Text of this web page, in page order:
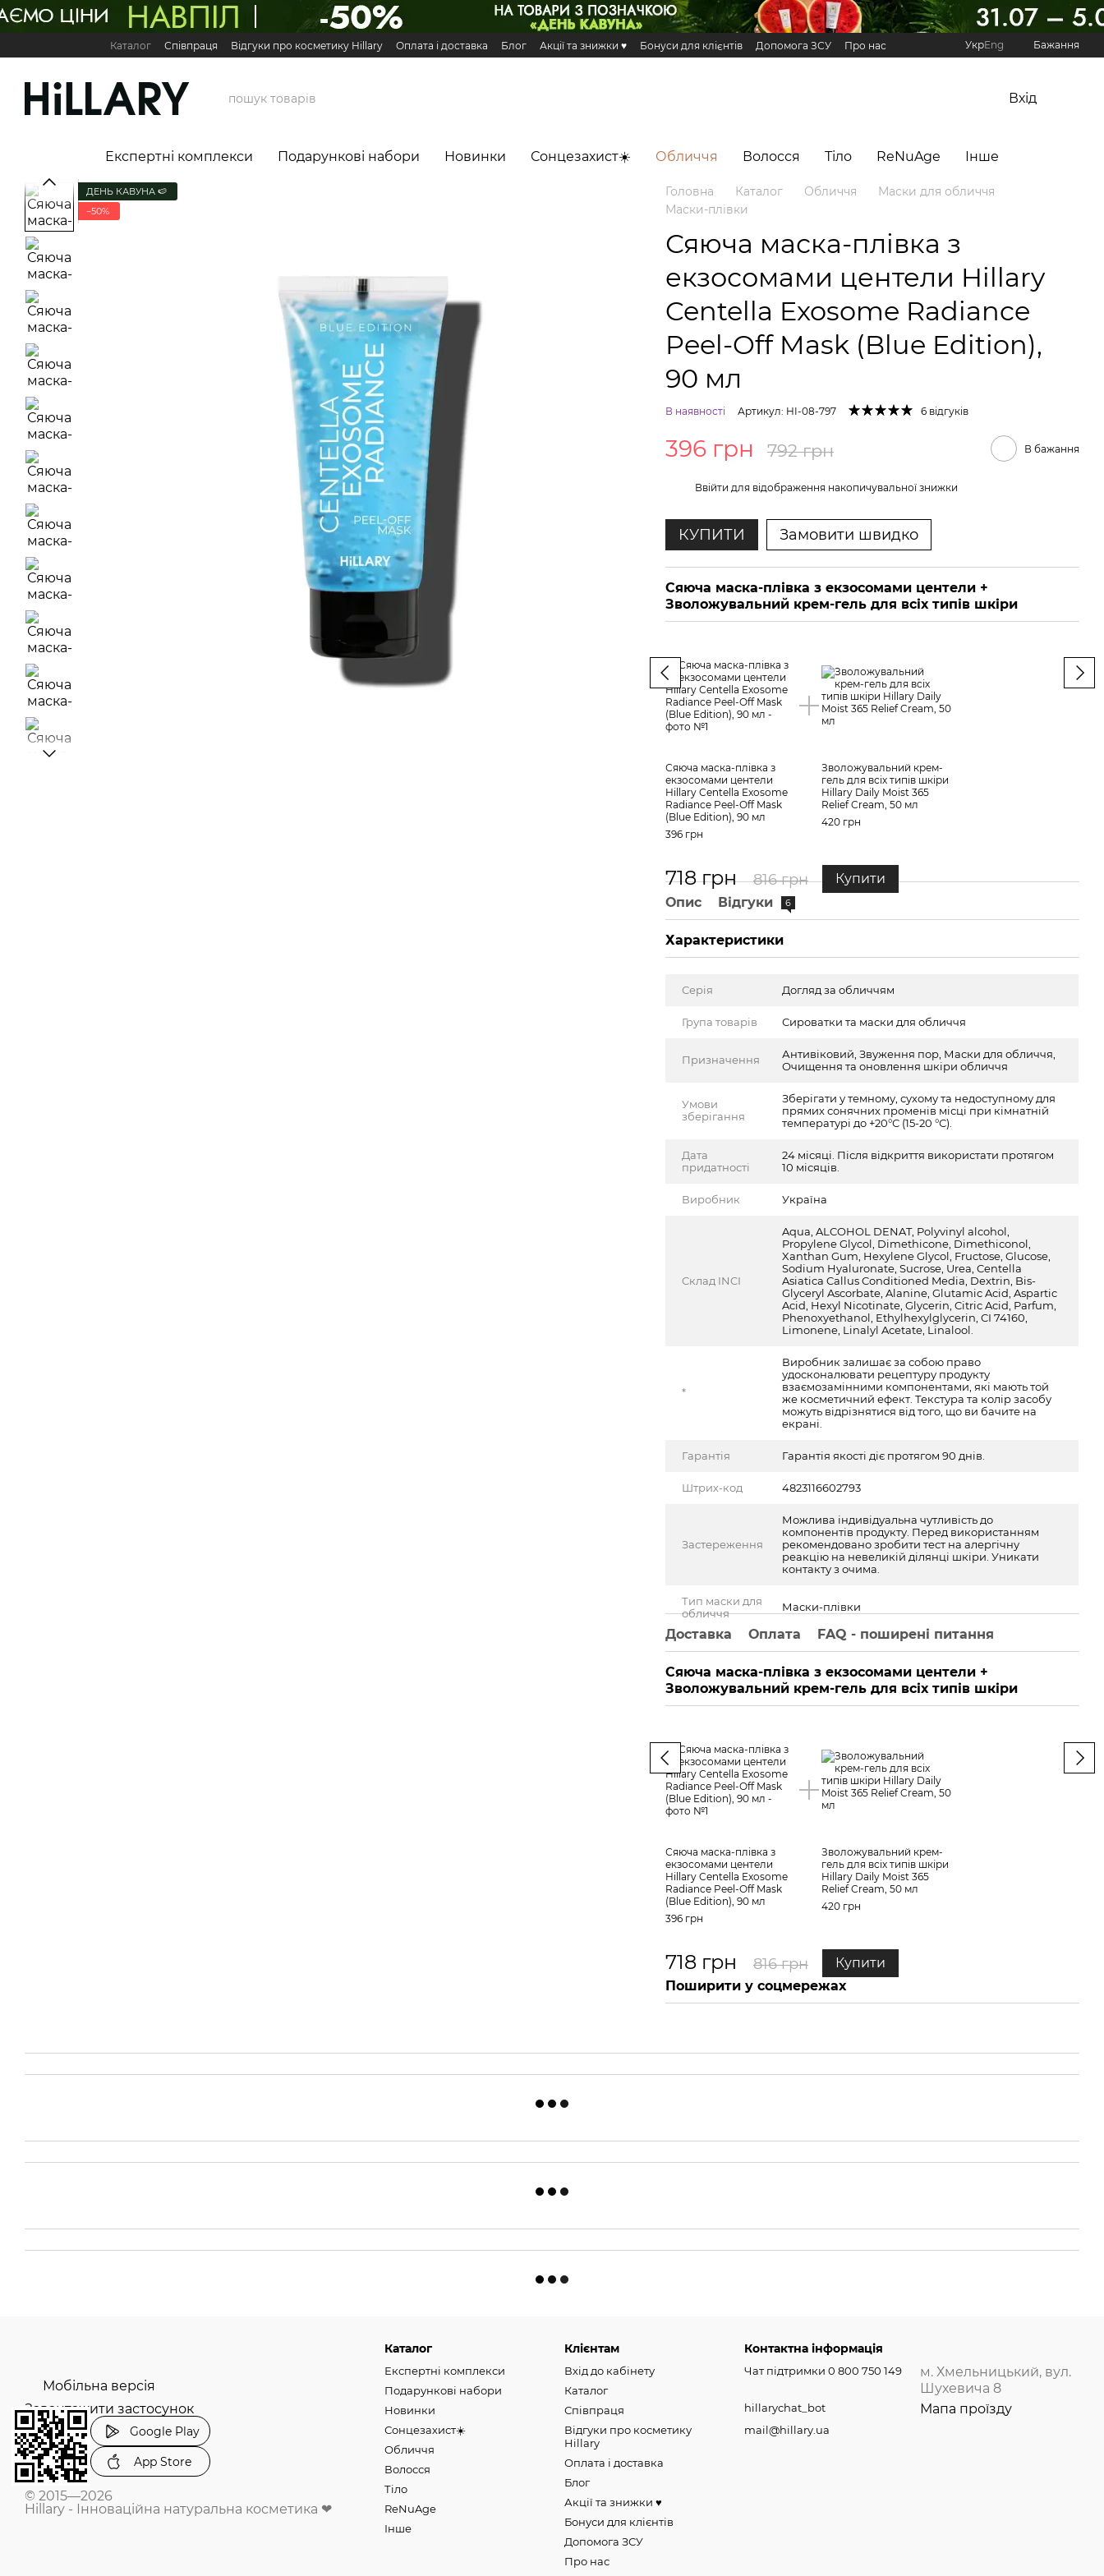
Перейти до основного контенту
Каталог Співпраця Відгуки про косметику Hillary Оплата і доставка Блог Акції та знижки ♥️ Бонуси для клієнтів Допомога ЗСУ
Про нас
Карʼєра в Hillary
Контактна інформація Обмін та повернення Публічна оферта Еко сертифікати і сертифікація
Реферальна програма Hillary
УкрEng Бажання
Вхід
Експертні комплекси Подарункові набори Новинки Сонцезахист☀️ Обличчя Волосся Тіло ReNuAge Інше
ДЕНЬ КАВУНА 🍉
−50%
Головна Каталог Обличчя
Маски для обличчя
Маски-плівки
Сяюча маска-плівка з
екзосомами центели Hillary
Centella Exosome Radiance
Peel-Off Mask (Blue Edition),
90 мл
В наявності Артикул: HI-08-797 6 відгуків
396 грн 792 грн В бажання
Ввійти для відображення накопичувальної знижки
КУПИТИ Замовити швидко
Сяюча маска-плівка з екзосомами центели +
Зволожувальний крем-гель для всіх типів шкіри
Сяюча маска-плівка з
екзосомами центели
Hillary Centella Exosome
Radiance Peel-Off Mask
(Blue Edition), 90 мл
396 грн
Зволожувальний крем-
гель для всіх типів шкіри
Hillary Daily Moist 365
Relief Cream, 50 мл
420 грн
718 грн 816 грн Купити
Опис Відгуки 6
Характеристики
Серія Догляд за обличчям
Група товарів Сироватки та маски для обличчя
Призначення
Антивіковий, Звуження пор, Маски для обличчя,
Очищення та оновлення шкіри обличчя
Умови
зберігання
Зберігати у темному, сухому та недоступному для
прямих сонячних променів місці при кімнатній
температурі до +20°С (15-20 °С).
Дата
придатності
24 місяці. Після відкриття використати протягом
10 місяців.
Виробник Україна
Cклад INCI
Aqua, ALCOHOL DENAT, Polyvinyl alcohol,
Propylene Glycol, Dimethicone, Dimethiconol,
Xanthan Gum, Hexylene Glycol, Fructose, Glucose,
Sodium Hyaluronate, Sucrose, Urea, Centella
Asiatica Callus Conditioned Media, Dextrin, Bis-
Glyceryl Ascorbate, Alanine, Glutamic Acid, Aspartic
Acid, Hexyl Nicotinate, Glycerin, Citric Acid, Parfum,
Phenoxyethanol, Ethylhexylglycerin, CI 74160,
Limonene, Linalyl Acetate, Linalool.
*
Виробник залишає за собою право
удосконалювати рецептуру продукту
взаємозамінними компонентами, які мають той
же косметичний ефект. Текстура та колір засобу
можуть відрізнятися від того, що ви бачите на
екрані.
Гарантія Гарантія якості діє протягом 90 днів.
Штрих-код 4823116602793
Застереження
Можлива індивідуальна чутливість до
компонентів продукту. Перед використанням
рекомендовано зробити тест на алергічну
реакцію на невеликій ділянці шкіри. Уникати
контакту з очима.
Тип маски для
обличчя
Маски-плівки
Доставка Оплата FAQ - поширені питання
Сяюча маска-плівка з екзосомами центели +
Зволожувальний крем-гель для всіх типів шкіри
Сяюча маска-плівка з
екзосомами центели
Hillary Centella Exosome
Radiance Peel-Off Mask
(Blue Edition), 90 мл
396 грн
Зволожувальний крем-
гель для всіх типів шкіри
Hillary Daily Moist 365
Relief Cream, 50 мл
420 грн
718 грн 816 грн Купити
Поширити у соцмережах
Мобільна версія
Завантажити застосунок
Google Play
App Store
© 2015—2026
Hillary - Інноваційна натуральна косметика ❤
Каталог
Експертні комплекси
Подарункові набори
Новинки
Сонцезахист☀️
Обличчя
Волосся
Тіло
ReNuAge
Інше
Клієнтам
Вхід до кабінету
Каталог
Співпраця
Відгуки про косметику
Hillary
Оплата і доставка
Блог
Акції та знижки ♥️
Бонуси для клієнтів
Допомога ЗСУ
Про нас
Контактна інформація
Чат підтримки 0 800 750 149
hillarychat_bot
mail@hillary.ua
м. Хмельницький, вул.
Шухевича 8
Мапа проїзду